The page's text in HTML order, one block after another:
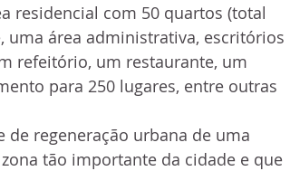
residencial com 50 quartos (total
uma área administrativa, escritórios
refeitório, um restaurante, um
para 250 lugares, entre outras
regeneração urbana de uma
tão importante da cidade e que